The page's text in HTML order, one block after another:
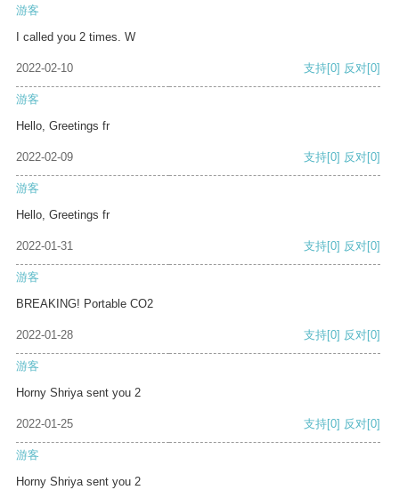
游客
I called you 2 times. W
2022-02-10 支持[0] 反对[0]
游客
Hello, Greetings fr
2022-02-09 支持[0] 反对[0]
游客
Hello, Greetings fr
2022-01-31 支持[0] 反对[0]
游客
BREAKING! Portable CO2
2022-01-28 支持[0] 反对[0]
游客
Horny Shriya sent you 2
2022-01-25 支持[0] 反对[0]
游客
Horny Shriya sent you 2